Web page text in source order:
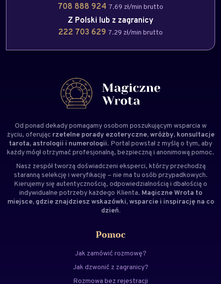
708 888 924 7.69 zł/min brutto
Z Polski lub z zagranicy
222 703 629 7.29 zł/min brutto
Od ponad dekady pomagamy osobom poszukującym wsparcia w
życiu, oferując rzetelne porady ezoteryczne, wróżby, konsultacje
tarota, astrologii i numerologii. Portal powstał z myślą o tym, aby
każdy mógł otrzymać profesjonalną, bezpieczną i anonimową pomoc.
Nasz zespół tworzą doświadczeni eksperci, którzy przechodzą
staranną selekcję i weryfikację – nie ma tu osób przypadkowych.
Kierujemy się autentycznością, odpowiedzialnością i dbałością o
indywidualne potrzeby każdego Klienta. Magiczne Wrota to
miejsce, gdzie znajdziesz wskazówki, wsparcie i inspirację na co
dzień.
Pomoc
Jak zamówić rozmowę?
Jak dzwonić z zagranicy?
Rozmowa bez rejestracji